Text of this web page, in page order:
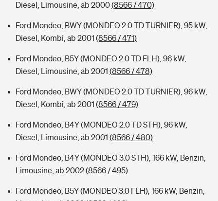
Diesel, Limousine, ab 2000(8566 / 470)
Ford Mondeo, BWY (MONDEO 2.0 TD TURNIER), 95 kW,
Diesel, Kombi, ab 2001 (8566 / 471)
Ford Mondeo, B5Y (MONDEO 2.0 TD FLH), 96 kW,
Diesel, Limousine, ab 2001 (8566 / 478)
Ford Mondeo, BWY (MONDEO 2.0 TD TURNIER), 96 kW,
Diesel, Kombi, ab 2001 (8566 / 479)
Ford Mondeo, B4Y (MONDEO 2.0 TD STH), 96 kW,
Diesel, Limousine, ab 2001 (8566 / 480)
Ford Mondeo, B4Y (MONDEO 3.0 STH), 166 kW, Benzin,
Limousine, ab 2002(8566 / 495)
Ford Mondeo, B5Y (MONDEO 3.0 FLH), 166 kW, Benzin,